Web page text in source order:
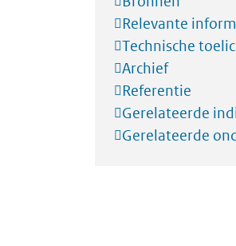
Relevante
Technische
Archief
Referentie
Gerelateerde
Gerelateerde